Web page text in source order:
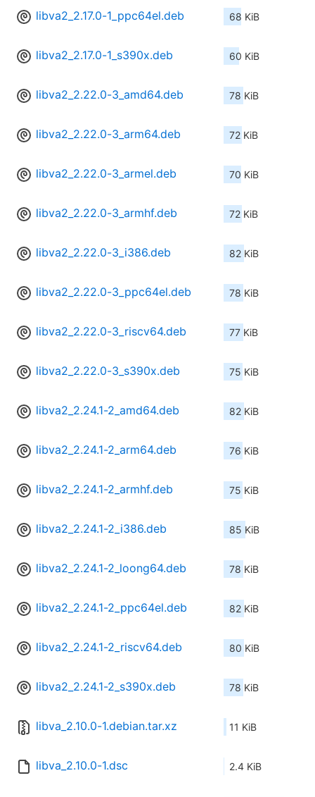
libva2_2.17.0-1_ppc64el.deb 68 KiB
libva2_2.17.0-1_s390x.deb 60 KiB
libva2_2.22.0-3_amd64.deb 78 KiB
libva2_2.22.0-3_arm64.deb 72 KiB
libva2_2.22.0-3_armel.deb 70 KiB
libva2_2.22.0-3_armhf.deb 72 KiB
libva2_2.22.0-3_i386.deb 82 KiB
libva2_2.22.0-3_ppc64el.deb 78 KiB
libva2_2.22.0-3_riscv64.deb 77 KiB
libva2_2.22.0-3_s390x.deb 75 KiB
libva2_2.24.1-2_amd64.deb 82 KiB
libva2_2.24.1-2_arm64.deb 76 KiB
libva2_2.24.1-2_armhf.deb 75 KiB
libva2_2.24.1-2_i386.deb 85 KiB
libva2_2.24.1-2_loong64.deb 78 KiB
libva2_2.24.1-2_ppc64el.deb 82 KiB
libva2_2.24.1-2_riscv64.deb 80 KiB
libva2_2.24.1-2_s390x.deb 78 KiB
libva_2.10.0-1.debian.tar.xz 11 KiB
libva_2.10.0-1.dsc 2.4 KiB